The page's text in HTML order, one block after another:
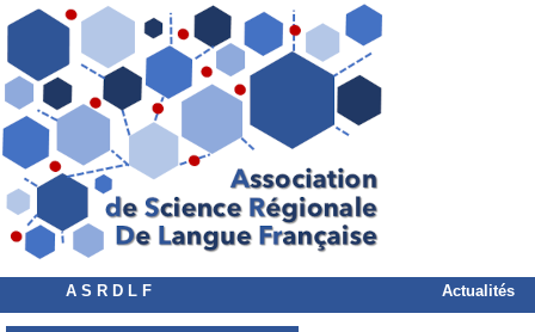
A S R D L F Actualités